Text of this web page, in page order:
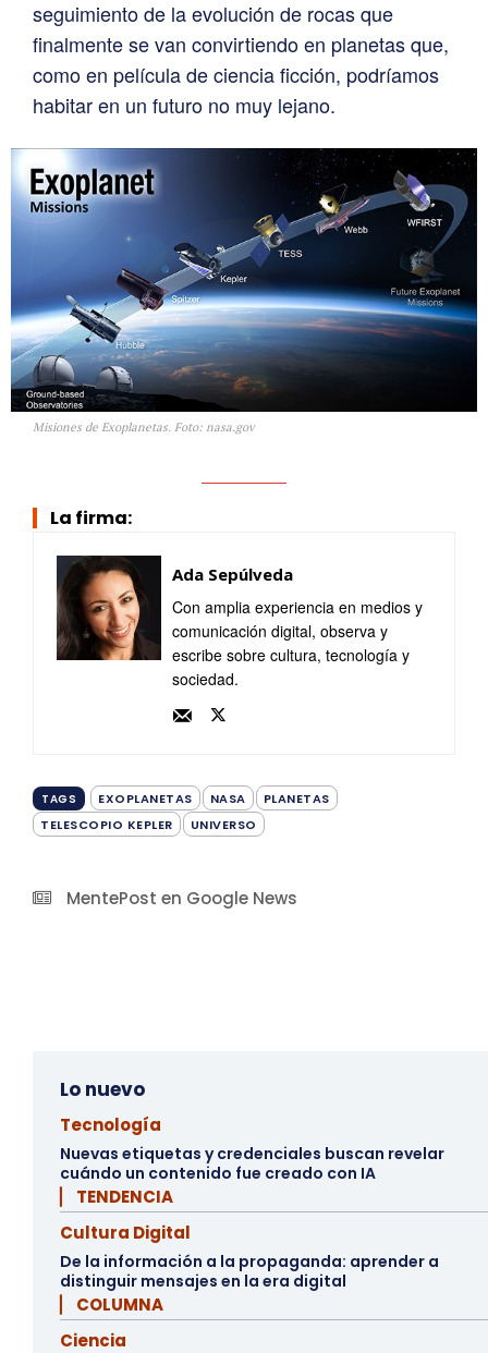
seguimiento de la evolución de rocas que
finalmente se van convirtiendo en planetas que,
como en película de ciencia ficción, podríamos
habitar en un futuro no muy lejano.
Misiones de Exoplanetas. Foto: nasa.gov
La firma:
Ada Sepúlveda
Con amplia experiencia en medios y
comunicación digital, observa y
escribe sobre cultura, tecnología y
sociedad.
TAGS EXOPLANETAS NASA
PLANETAS
TELESCOPIO KEPLER
UNIVERSO
MentePost en Google News
Lo nuevo
Tecnología
Nuevas etiquetas y credenciales buscan revelar
cuándo un contenido fue creado con IA
▏ TENDENCIA
Cultura Digital
De la información a la propaganda: aprender a
distinguir mensajes en la era digital
▏ COLUMNA
Ciencia